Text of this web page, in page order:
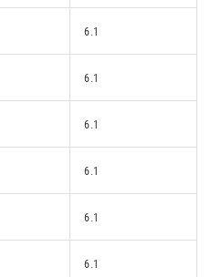
6.1
6.1
6.1
6.1
6.1
6.1